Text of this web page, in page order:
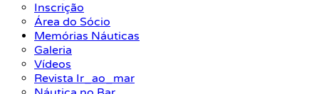
Inscrição
Área do Sócio
Memórias Náuticas
Galeria
Vídeos
Revista Ir_ao_mar